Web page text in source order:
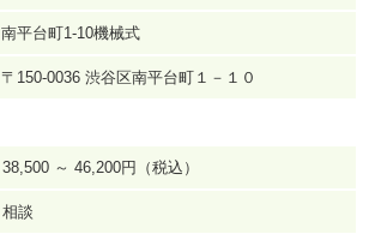
南平台町1-10機械式
〒150-0036 渋谷区南平台町１－１０
38,500 ～ 46,200円（税込）
相談